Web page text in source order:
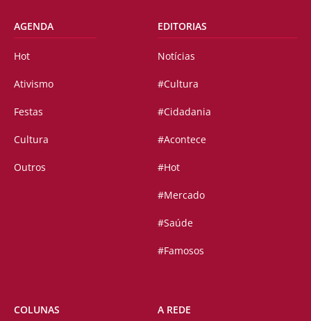
AGENDA
Hot
Ativismo
Festas
Cultura
Outros
EDITORIAS
Notícias
#Cultura
#Cidadania
#Acontece
#Hot
#Mercado
#Saúde
#Famosos
COLUNAS A REDE